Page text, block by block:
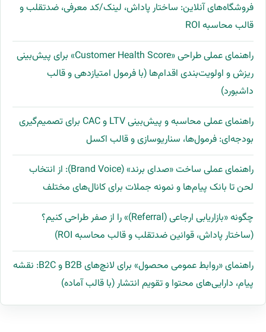
فروشگاه‌های آنلاین: ساختار پاداش، لینک/کد معرفی، ضدتقلب و
قالب محاسبه ROI
راهنمای عملی طراحی «Customer Health Score» برای پیش‌بینی
ریزش و اولویت‌بندی اقدام‌ها (با فرمول امتیازدهی و قالب
داشبورد)
راهنمای عملی محاسبه و پیش‌بینی LTV و CAC برای تصمیم‌گیری
بودجه‌ای: فرمول‌ها، سناریوسازی و قالب اکسل
راهنمای عملی ساخت «صدای برند» (Brand Voice): از انتخاب
لحن تا بانک پیام‌ها و نمونه جملات برای کانال‌های مختلف
چگونه «بازاریابی ارجاعی (Referral)» را از صفر طراحی کنیم؟
(ساختار پاداش، قوانین ضدتقلب و قالب محاسبه ROI)
راهنمای «روابط عمومی محصول» برای لانچ‌های B2B و B2C: نقشه
پیام، دارایی‌های محتوا و تقویم انتشار (با قالب آماده)